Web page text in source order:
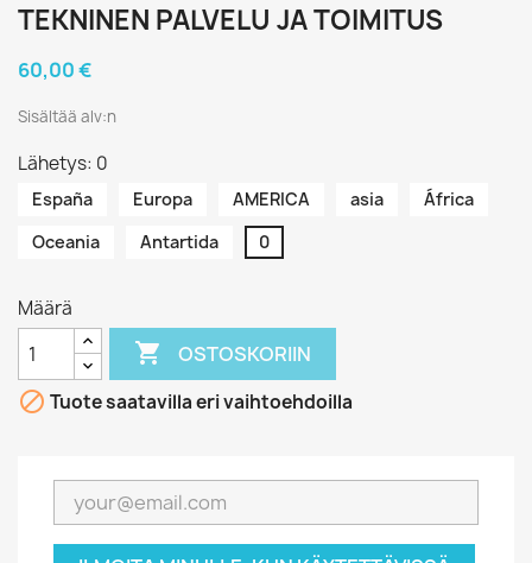
TEKNINEN PALVELU JA TOIMITUS
60,00 €
Sisältää alv:n
Lähetys: 0
España Europa AMERICA asia
África
Oceania
Antartida 0
Määrä
 OSTOSKORIIN
 Tuote saatavilla eri vaihtoehdoilla